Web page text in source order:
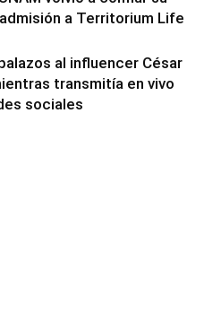
a Territorium Life
al influencer César
transmitía en vivo
sociales